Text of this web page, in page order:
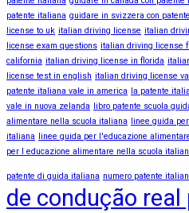
patente italiana guidare in svizzera con
license to uk italian driving license italian
license exam questions italian driving license
california italian driving license in florida
license test in english italian driving license
patente italiana vale in america
la patente
vale in nuova zelanda
libro patente scuola
alimentare nella scuola italiana
linee guida
italiana
linee guida per l'educazione
per l educazione alimentare nella scuola
patente di guida italiana numero patente
de condução real